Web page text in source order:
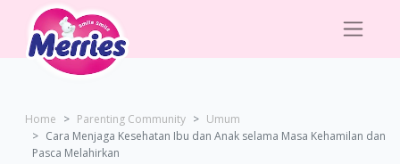
Home Parenting Community
Umum
Cara Menjaga Kesehatan Ibu dan Anak selama Masa Kehamilan dan
Pasca Melahirkan